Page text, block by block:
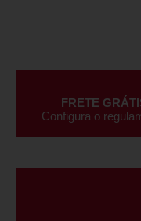
FRETE
Configura o